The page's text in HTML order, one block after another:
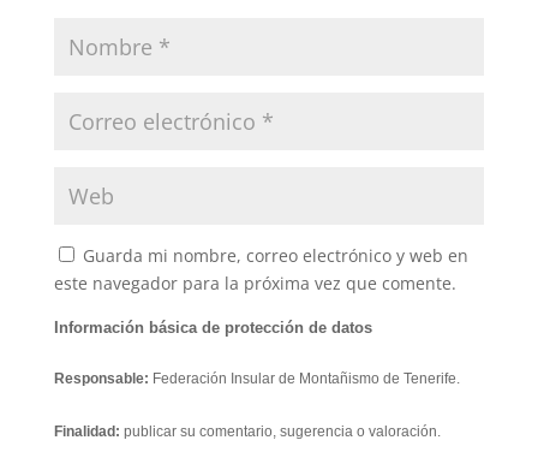
Guarda mi nombre, correo electrónico y web en
este navegador para la próxima vez que comente.
Información básica de protección de datos
Responsable: Federación Insular de Montañismo de Tenerife.
Finalidad: publicar su comentario, sugerencia o valoración.